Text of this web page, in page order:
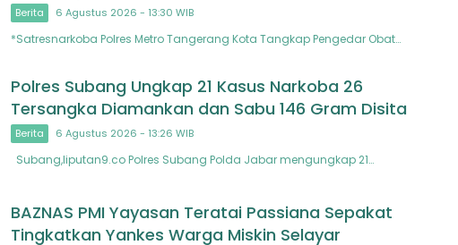
Berita 6 Agustus 2026 - 13:30 WIB
*Satresnarkoba Polres Metro Tangerang Kota Tangkap Pengedar Obat…
Polres Subang Ungkap 21 Kasus Narkoba 26
Tersangka Diamankan dan Sabu 146 Gram Disita
Berita 6 Agustus 2026 - 13:26 WIB
Subang,liputan9.co Polres Subang Polda Jabar mengungkap 21…
BAZNAS PMI Yayasan Teratai Passiana Sepakat
Tingkatkan Yankes Warga Miskin Selayar